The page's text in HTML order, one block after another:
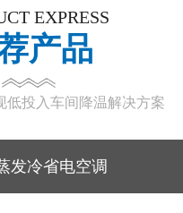
EXPRESS
产品
低投入车间降温解决方案
发冷省电空调